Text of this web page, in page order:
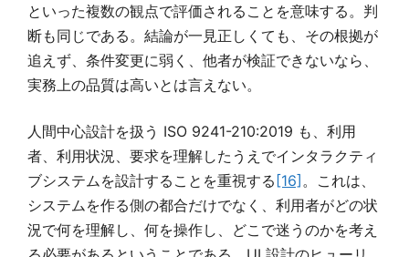
といった複数の観点で評価されることを意味する。判
断も同じである。結論が一見正しくても、その根拠が
追えず、条件変更に弱く、他者が検証できないなら、
実務上の品質は高いとは言えない。
人間中心設計を扱う ISO 9241-210:2019 も、利用
者、利用状況、要求を理解したうえでインタラクティ
ブシステムを設計することを重視する[16] 。これは、
システムを作る側の都合だけでなく、利用者がどの状
況で何を理解し、何を操作し、どこで迷うのかを考え